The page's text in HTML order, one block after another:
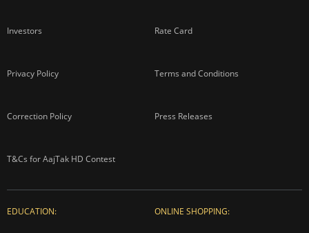
Investors Rate Card
Privacy Policy Terms and Conditions
Correction Policy Press Releases
T&Cs for AajTak HD Contest
EDUCATION: ONLINE SHOPPING: